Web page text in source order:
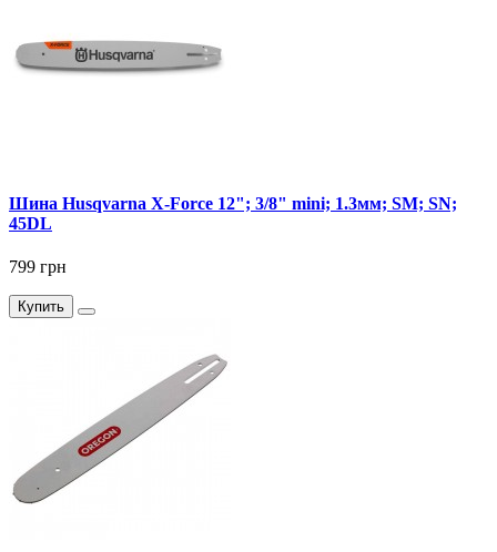
Шина Husqvarna X-Force 12"; 3/8" mini; 1.3мм; SM; SN;
45DL
799 грн
Купить